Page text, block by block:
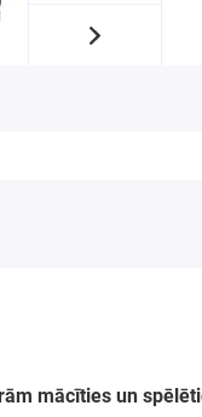
mācīties un